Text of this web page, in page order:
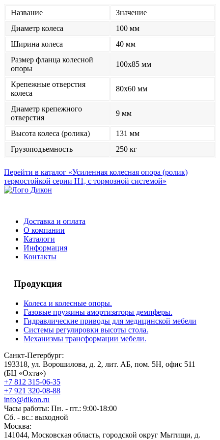
Название
Значение
Диаметр колеса
100 мм
Ширина колеса
40 мм
Размер фланца колесной
опоры
100x85 мм
Крепежные отверстия
колеса
80x60 мм
Диаметр крепежного
отверстия
9 мм
Высота колеса (ролика)
131 мм
Грузоподъемность
250 кг
Перейти в каталог «Усиленная колесная опора (ролик)
термостойкой серии Н1, с тормозной системой»
Доставка и оплата
О компании
Каталоги
Информация
Контакты
Продукция
Колеса и колесные опоры.
Газовые пружины амортизаторы демпферы.
Гидравлические приводы для медицинской мебели
Системы регулировки высоты стола.
Механизмы трансформации мебели.
Санкт-Петербург:
193318, ул. Ворошилова, д. 2, лит. АБ, пом. 5Н, офис 511
(БЦ «Охта»)
+7 812 315-06-35
+7 921 320-08-88
info@dikon.ru
Часы работы: Пн. - пт.: 9:00-18:00
Сб. - вс.: выходной
Москва:
141044, Московская область, городской округ Мытищи, д.